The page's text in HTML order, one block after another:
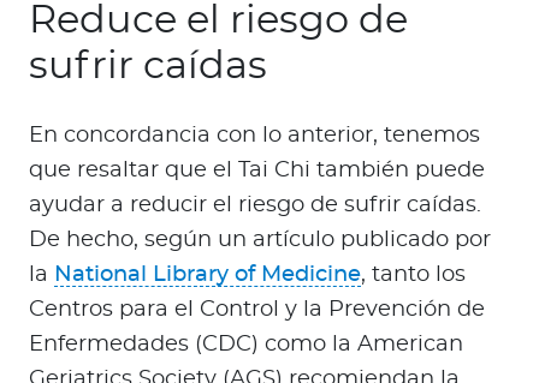
Reduce el riesgo de
sufrir caídas
En concordancia con lo anterior, tenemos
que resaltar que el Tai Chi también puede
ayudar a reducir el riesgo de sufrir caídas.
De hecho, según un artículo publicado por
la National Library of Medicine, tanto los
Centros para el Control y la Prevención de
Enfermedades (CDC) como la American